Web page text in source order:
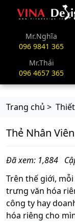
vinadesign.vn
Mr.Nghĩa
096 9841 365
Mr.Thái
096 4657 365
Trang chủ >
Thẻ Nhân Viên
Đã xem: 1,884
Trên thế giới,
trưng văn hóa
công ty hay
hóa riêng cho